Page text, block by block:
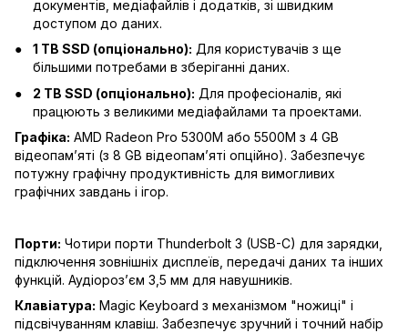
документів, медіафайлів і додатків, зі швидким
доступом до даних.
1 TB SSD (опціонально): Для користувачів з ще
більшими потребами в зберіганні даних.
2 TB SSD (опціонально): Для професіоналів, які
працюють з великими медіафайлами та проектами.
Графіка: AMD Radeon Pro 5300M або 5500M з 4 GB
відеопам’яті (з 8 GB відеопам’яті опційно). Забезпечує
потужну графічну продуктивність для вимогливих
графічних завдань і ігор.
Порти: Чотири порти Thunderbolt 3 (USB-C) для зарядки,
підключення зовнішніх дисплеїв, передачі даних та інших
функцій. Аудіороз’єм 3,5 мм для навушників.
Клавіатура: Magic Keyboard з механізмом "ножиці" і
підсвічуванням клавіш. Забезпечує зручний і точний набір